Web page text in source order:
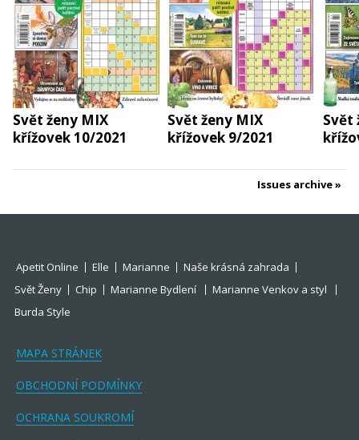
Svět ženy MIX
křížovek 10/2021
Svět ženy MIX
křížovek 9/2021
Svět
Issues archive
Apetit Online Elle Marianne
Naše krásná zahrada
Svět Ženy
Chip Marianne Bydlení
Marianne Venkov a styl
Burda Style
MAPA STRÁNEK
OBCHODNÍ PODMÍNKY
OCHRANA SOUKROMÍ